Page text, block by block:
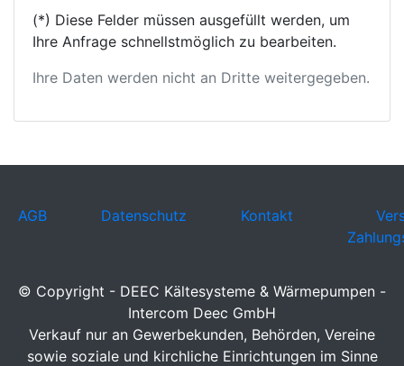
(*) Diese Felder müssen ausgefüllt werden, um
Ihre Anfrage schnellstmöglich zu bearbeiten.
Ihre Daten werden nicht an Dritte weitergegeben.
AGB Datenschutz Kontakt
© Copyright - DEEC Kältesysteme & Wärmepumpen -
Intercom Deec GmbH
Verkauf nur an Gewerbekunden, Behörden, Vereine
sowie soziale und kirchliche Einrichtungen im Sinne